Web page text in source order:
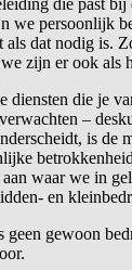
die past
we persoonlijk
als dat nodig is.
zijn er ook als
die je
–
is de
waar we in
en
geen gewoon